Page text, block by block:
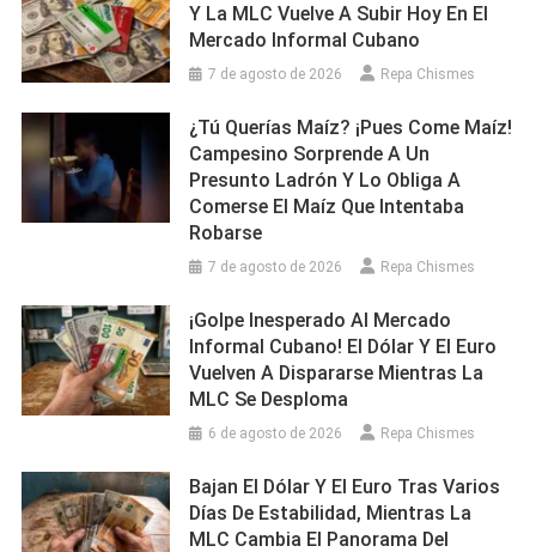
Y La MLC Vuelve A Subir Hoy En El
Mercado Informal Cubano
7 de agosto de 2026 Repa Chismes
¿Tú Querías Maíz? ¡Pues Come Maíz!
Campesino Sorprende A Un
Presunto Ladrón Y Lo Obliga A
Comerse El Maíz Que Intentaba
Robarse
7 de agosto de 2026 Repa Chismes
¡Golpe Inesperado Al Mercado
Informal Cubano! El Dólar Y El Euro
Vuelven A Dispararse Mientras La
MLC Se Desploma
6 de agosto de 2026 Repa Chismes
Bajan El Dólar Y El Euro Tras Varios
Días De Estabilidad, Mientras La
MLC Cambia El Panorama Del